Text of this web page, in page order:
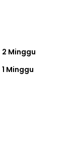
2 Minggu
1 Minggu